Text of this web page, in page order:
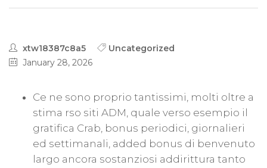
xtw18387c8a5
Uncategorized
January 28, 2026
Ce ne sono proprio tantissimi, molti oltre a
stima rso siti ADM, quale verso esempio il
gratifica Crab, bonus periodici, giornalieri
ed settimanali, added bonus di benvenuto
largo ancora sostanziosi addirittura tanto